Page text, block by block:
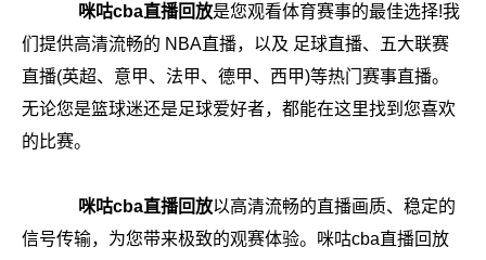
咪咕cba直播回放是您观看体育赛事的最佳选择!我
们提供高清流畅的 NBA直播，以及 足球直播、五大联赛
直播(英超、意甲、法甲、德甲、西甲)等热门赛事直播。
无论您是篮球迷还是足球爱好者，都能在这里找到您喜欢
的比赛。
咪咕cba直播回放以高清流畅的直播画质、稳定的
信号传输，为您带来极致的观赛体验。咪咕cba直播回放